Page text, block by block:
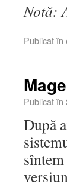
Notă:
Publicat în
Publicat în
După